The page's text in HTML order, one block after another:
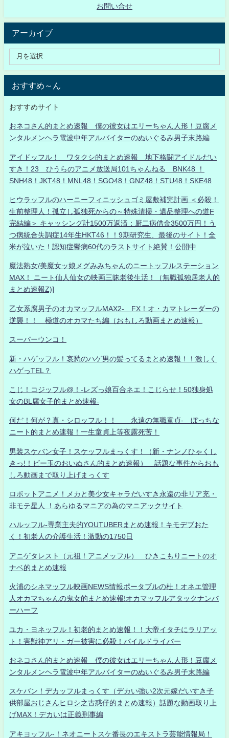
お問い合せ
アーカイブ
おすすめ～ん
おすすめサイト
おネコさん的まとめ速報 僕の彼女はエリーちゃん人形！豆腐メ
ンタルメンヘラ電波中年アルバイターのぬいぐるみ男子末路編
アイドッフル！ ワタクシ的まとめ速報 地下格闘アイドルだい
すき！23 ひうらのアニメ放送局101ちゃんねる BNK48 ！
SNH48！JKT48！MNL48！SGO48！GNZ48！STU48！SKE48
ヒウラッフルのハーニーフィニッシュゴミ屋敷補完計画 ＜必殺！
生前整理人！孤立し孤独死からの～特殊清掃・遺品整理への道F
完結編＞ キャッシング計1500万返済：厨二病借金3500万円！う
つ病統合失調症14年生HKT46！！9期研究生、最後のサイト！全
米が泣いた！認知症鬱病60代のラストサイト絶賛！公開中
魔法熟女/美魔女ッ娘メグみみちゃんのニートッフルステーション
MAX！ ニート仙人仙女の映画三昧老後生活！（無職孤独居老人的
まとめ速報Z)]
乙女系腐男子のオカマッフルMAX2- FX！オ・カマトレーダーの
逆襲！！ 極道のオカマたち編（おもしろ動画まとめ速報）
スーパーウンコ！
新・ハゲッフル！哀愁のハゲ男の髪ってるまとめ速報！！激しく
ハゲっTEL？
こじ！コジッフル@！-レズっ娘百合ネエ！こじらせ！50独身処
女のBL腐女子的まとめ速報-
何だ！何が？真・シロッフル！！ 永遠の無職童貞- ぼっちな
ニート的まとめ速報！一生童貞上等夜露死苦！
男装スケバン女子！スケッフルまっくす！（新・ナンノひゃくし
きっ!！ビー玉のおいぬさん的まとめ速報） 話題な事件からおも
しろ動画まで取り上げまっくす
ロボットアニメ！メカと美少女キャラだいすき永遠の非リア充・
非モテ星人 ！あらゆるマニアの為のマニアックサイト
ハルッフル-専業主夫的YOUTUBERまとめ速報！キモデブおた
く！初老人の介護生活！激動の1750日
アニゲタレスト（元祖！アニメッフル） ひきこもりニートのオ
ナベ的まとめ速報
火浦のシネマッフル映画NEWS情報ポータブルの杜！オネエ管理
人オカマちゃんの鬼女的まとめ速報!オカマッフルアタックナンバ
ーハーフ
ユカ・ヨネッフル！初老的まとめ速報！！大帝イタチにラリアッ
ト！害獣神アリ・ガー被害に必殺！パイルドライバー
おネコさん的まとめ速報 僕の彼女はエリーちゃん人形！豆腐メ
ンタルメンヘラ電波中年アルバイターのぬいぐるみ男子末路編
スケバン！デカッフルまっくす（デカい強い2次元嫁だいすき子
供部屋おじさんヒロシ之古惑仔的まとめ速報）話題な動画取り上
げMAX！デカいは正義刑事編
アキヨッフル-！ネオニートスケ番長のエキストラ芸能情報局！